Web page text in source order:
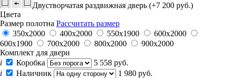
Двустворчатая раздвижная дверь (+7 200 руб.)
Цвета
Размер полотна Рассчитать размер
350х2000
400х2000 550х1900
600x2000
600х1900
700x2000 800x2000
900x2000
Комплект для двери
i
Коробка
5 558 руб.
i
Наличник
1 980 руб.